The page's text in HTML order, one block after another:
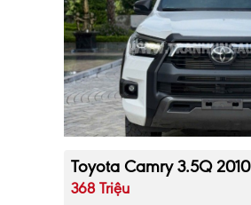
Toyota Camry 3.5Q 2010
368 Triệu